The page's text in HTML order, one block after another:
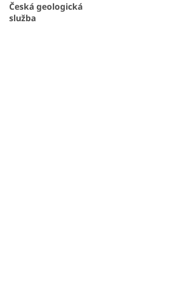
Česká geologická
služba